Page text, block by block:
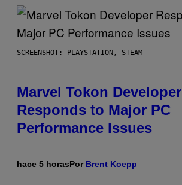
SCREENSHOT: PLAYSTATION, STEAM
Marvel Tokon Developer
Responds to Major PC
Performance Issues
hace 5 horasPor Brent Koepp